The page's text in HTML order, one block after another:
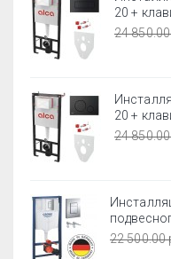
20 +
24
20 +
24
22 500.00